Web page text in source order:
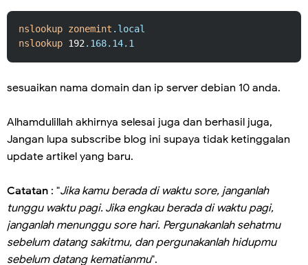
nslookup zonemint .local
nslookup 192.168.14.1
sesuaikan nama domain dan ip server debian 10 anda.
Alhamdulillah akhirnya selesai juga dan berhasil juga,
Jangan lupa subscribe blog ini supaya tidak ketinggalan
update artikel yang baru.
Catatan : "Jika kamu berada di waktu sore, janganlah
tunggu waktu pagi. Jika engkau berada di waktu pagi,
janganlah menunggu sore hari. Pergunakanlah sehatmu
sebelum datang sakitmu, dan pergunakanlah hidupmu
sebelum datang kematianmu".